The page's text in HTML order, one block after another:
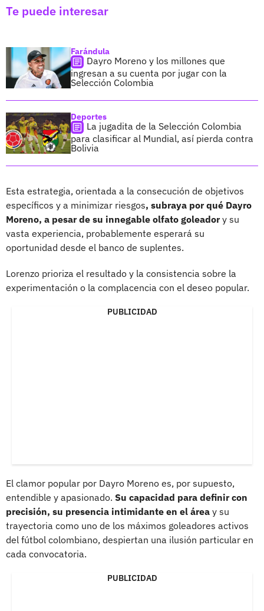
Te puede interesar
Farándula
Dayro Moreno y los millones que
ingresan a su cuenta por jugar con la
Selección Colombia
Deportes
La jugadita de la Selección Colombia
para clasificar al Mundial, así pierda contra
Bolivia
Esta estrategia, orientada a la consecución de objetivos
específicos y a minimizar riesgos, subraya por qué Dayro
Moreno, a pesar de su innegable olfato goleadory su
vasta experiencia, probablemente esperará su
oportunidad desde el banco de suplentes.
Lorenzo prioriza el resultado y la consistencia sobre la
experimentación o la complacencia con el deseo popular.
PUBLICIDAD
El clamor popular por Dayro Moreno es, por supuesto,
entendible y apasionado. Su capacidad para definir con
precisión, su presencia intimidante en el área y su
trayectoria como uno de los máximos goleadores activos
del fútbol colombiano, despiertan una ilusión particular en
cada convocatoria.
PUBLICIDAD